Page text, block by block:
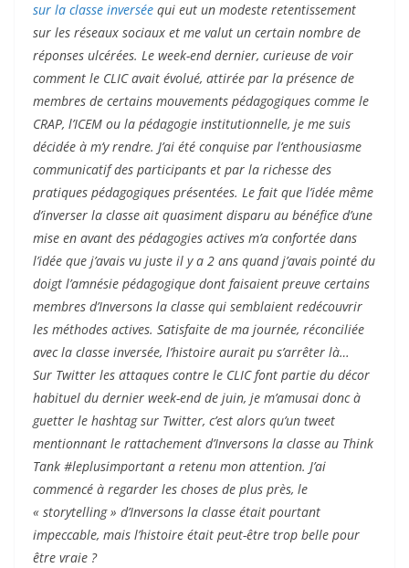
sur la classe inversée qui eut un modeste retentissement
sur les réseaux sociaux et me valut un certain nombre de
réponses ulcérées. Le week-end dernier, curieuse de voir
comment le CLIC avait évolué, attirée par la présence de
membres de certains mouvements pédagogiques comme le
CRAP, l’ICEM ou la pédagogie institutionnelle, je me suis
décidée à m’y rendre. J’ai été conquise par l’enthousiasme
communicatif des participants et par la richesse des
pratiques pédagogiques présentées. Le fait que l’idée même
d’inverser la classe ait quasiment disparu au bénéfice d’une
mise en avant des pédagogies actives m’a confortée dans
l’idée que j’avais vu juste il y a 2 ans quand j’avais pointé du
doigt l’amnésie pédagogique dont faisaient preuve certains
membres d’Inversons la classe qui semblaient redécouvrir
les méthodes actives. Satisfaite de ma journée, réconciliée
avec la classe inversée, l’histoire aurait pu s’arrêter là…
Sur Twitter les attaques contre le CLIC font partie du décor
habituel du dernier week-end de juin, je m’amusai donc à
guetter le hashtag sur Twitter, c’est alors qu’un tweet
mentionnant le rattachement d’Inversons la classe au Think
Tank #leplusimportant a retenu mon attention. J’ai
commencé à regarder les choses de plus près, le
« storytelling » d’Inversons la classe était pourtant
impeccable, mais l’histoire était peut-être trop belle pour
être vraie ?